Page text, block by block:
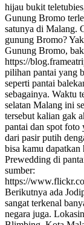
hijau bukit
Gunung Bromo
satunya di Malang.
gunung Bromo?
Gunung Bromo,
https://
pilihan pantai yang
seperti pantai
sebagainya. Waktu
selatan Malang ini
tersebut kalian gak
pantai dan spot foto
dari pasir putih
bisa kamu
Prewedding di
sumber:
https://
Berikutnya ada
sangat terkenal
negara juga.